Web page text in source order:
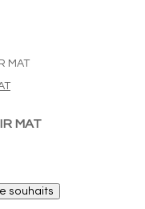
MAT
MAT
souhaits